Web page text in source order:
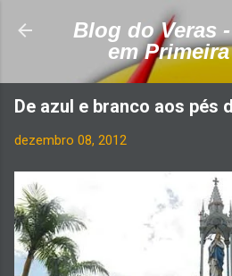
Pular para o
Blog do Veras
em
De azul e branco aos pés
dezembro 08, 2012